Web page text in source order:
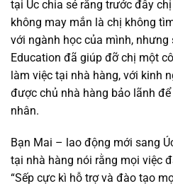
tại Úc chia sẻ rằng trước đây
không may mắn là chị không
với ngành học của mình, nhưng
Education đã giúp đỡ chị một
làm việc tại nhà hàng, với kinh
được chủ nhà hàng bảo lãnh
nhân.
Bạn Mai – lao động mới sang
tại nhà hàng nói rằng mọi việc
“Sếp cực kì hỗ trợ và đào tạo